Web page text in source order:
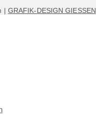
| GRAFIK-DESIGN GIESSEN